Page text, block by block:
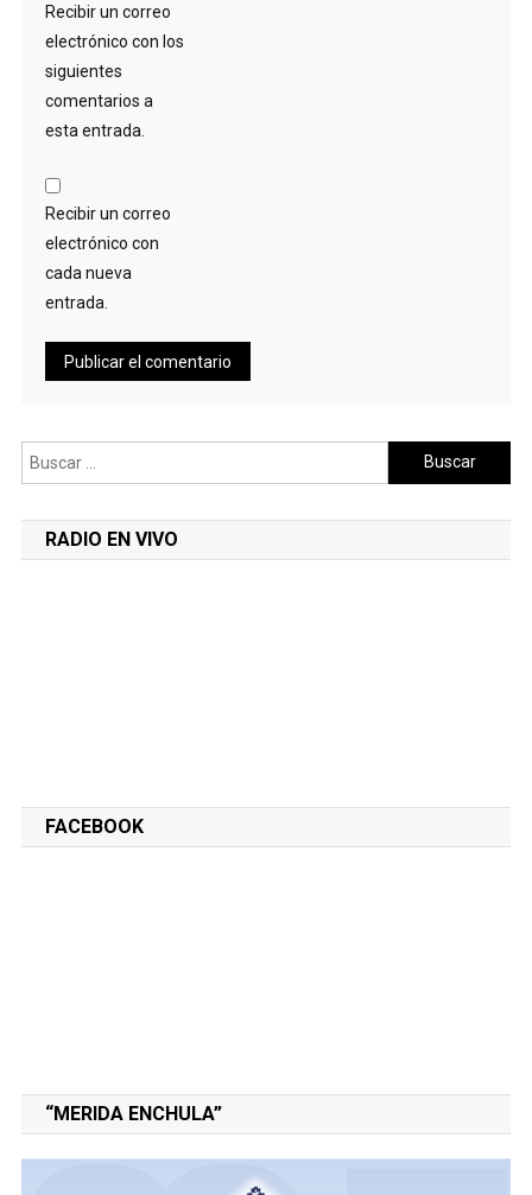
Recibir un correo
electrónico con los
siguientes
comentarios a
esta entrada.
Recibir un correo
electrónico con
cada nueva
entrada.
Buscar:
RADIO EN VIVO
FACEBOOK
“MERIDA ENCHULA”